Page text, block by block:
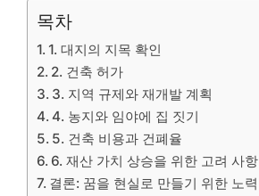
목차
1. 대지의 지목 확인
2. 건축 허가
3. 지역 규제와 재개발 계획
4. 농지와 임야에 집 짓기
5. 건축 비용과 건폐율
6. 재산 가치 상승을 위한 고려 사항
결론: 꿈을 현실로 만들기 위한 노력